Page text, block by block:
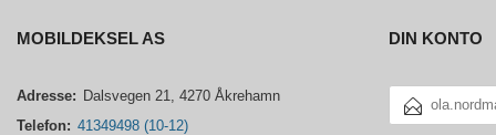
MOBILDEKSEL AS
Adresse: Dalsvegen 21, 4270 Åkrehamn
Telefon: 41349498 (10-12)
DIN KONTO
POSTADRESSE